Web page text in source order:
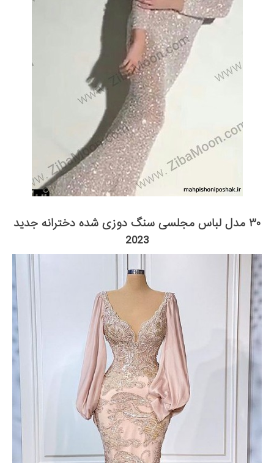
۳۰ مدل لباس مجلسی سنگ دوزی شده دخترانه جدید
2023